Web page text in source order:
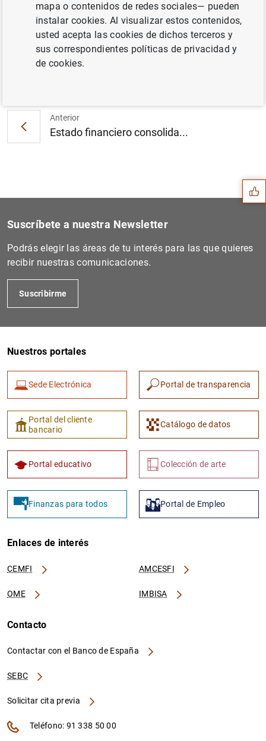
2019 (285KB)
Anterior
Estado financiero consolida...
Sugerencias
Suscríbete a nuestra Newsletter
Podrás elegir las áreas de tu interés para las que quieres
recibir nuestras comunicaciones.
Suscribirme
Nuestros portales
Sede Electrónica Portal de transparencia
Portal del cliente
bancario
Catálogo de datos
Portal educativo Colección de arte
Finanzas para todos Portal de Empleo
Enlaces de interés
CEMFI AMCESFI
OME IMBISA
Contacto
Contactar con el Banco de España
SEBC
Solicitar cita previa
Teléfono: 91 338 50 00
mapa o contenidos de redes sociales— pueden
instalar cookies. Al visualizar estos contenidos,
usted acepta las cookies de dichos terceros y
sus correspondientes políticas de privacidad y
de cookies.